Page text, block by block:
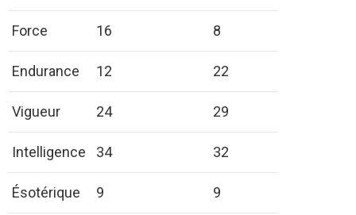
Force 16 8
Endurance 12 22
Vigueur 24 29
Intelligence 34 32
Ésotérique 9 9